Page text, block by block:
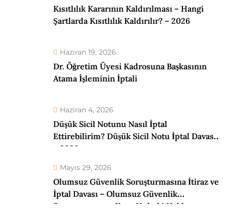
Kısıtlılık Kararının Kaldırılması – Hangi
Şartlarda Kısıtlılık Kaldırılır? – 2026
Haziran 19, 2026
Dr. Öğretim Üyesi Kadrosuna Başkasının
Atama İşleminin İptali
Haziran 4, 2026
Düşük Sicil Notunu Nasıl İptal
Ettirebilirim? Düşük Sicil Notu İptal Davası
– 2026
Mayıs 29, 2026
Olumsuz Güvenlik Soruşturmasına İtiraz ve
İptal Davası – Olumsuz Güvenlik
Soruşturmasına Karşı Hukuki Haklarınız